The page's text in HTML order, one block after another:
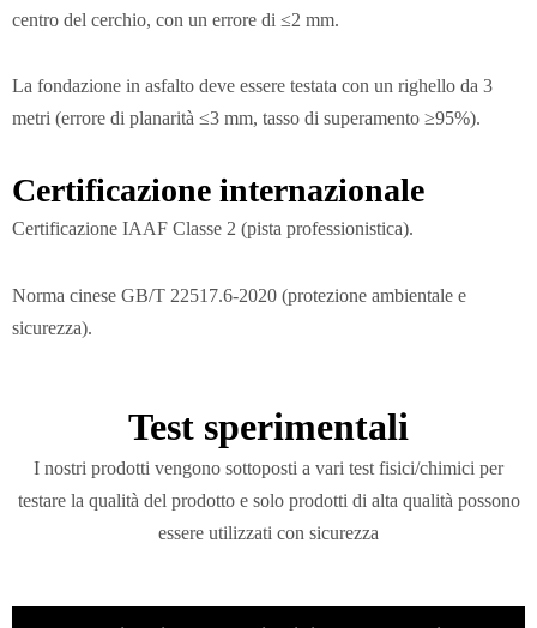
centro del cerchio, con un errore di ≤2 mm.
La fondazione in asfalto deve essere testata con un righello da 3
metri (errore di planarità ≤3 mm, tasso di superamento ≥95%).
Certificazione internazionale
Certificazione IAAF Classe 2 (pista professionistica).
Norma cinese GB/T 22517.6-2020 (protezione ambientale e
sicurezza).
Test sperimentali
I nostri prodotti vengono sottoposti a vari test fisici/chimici per
testare la qualità del prodotto e solo prodotti di alta qualità possono
essere utilizzati con sicurezza